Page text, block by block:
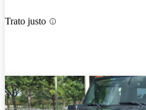
Trato justo